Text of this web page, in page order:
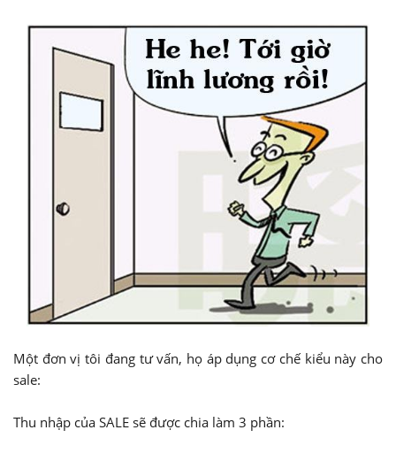
Một đơn vị tôi đang tư vấn, họ áp dụng cơ chế kiểu này cho
sale:
Thu nhập của SALE sẽ được chia làm 3 phần: